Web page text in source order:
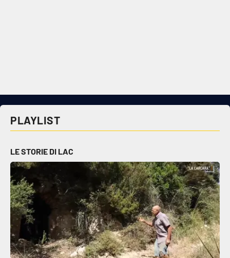
Società
Sport
RUBRICHE
Good Morning Vietnam
PLAYLIST
LE STORIE DI LAC